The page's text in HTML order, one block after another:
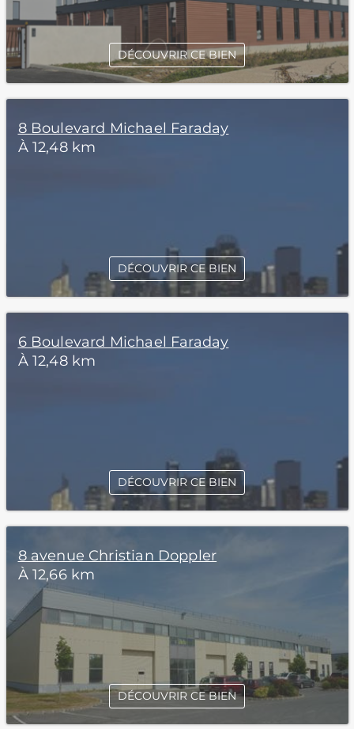
DÉCOUVRIR CE BIEN
8 Boulevard Michael Faraday
À 12,48 km
DÉCOUVRIR CE BIEN
6 Boulevard Michael Faraday
À 12,48 km
DÉCOUVRIR CE BIEN
8 avenue Christian Doppler
À 12,66 km
DÉCOUVRIR CE BIEN